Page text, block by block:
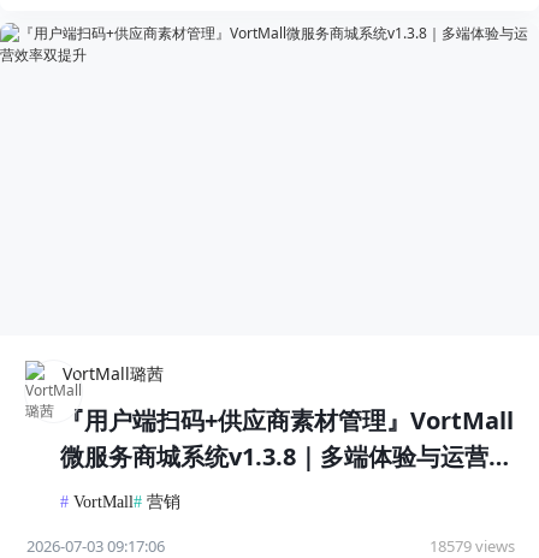
VortMall璐茜
『用户端扫码+供应商素材管理』VortMall
微服务商城系统v1.3.8｜多端体验与运营效
率双提升
# VortMall# 营销
2026-07-03 09:17:06 18579 views